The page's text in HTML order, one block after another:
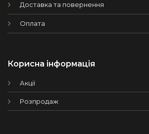
Доставка та повернення
Оплата
Корисна інформація
Акції
Розпродаж